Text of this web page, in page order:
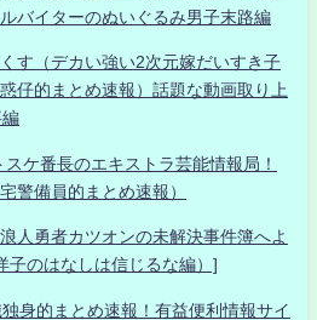
バイターのぬいぐるみ男子末路編
す（デカい強い2次元嫁だいすき子
仔的まとめ速報）話題な動画取り上
ケ番長のエキストラ芸能情報局！
警備員的まとめ速報）
人勇者カツオンの未解決事件簿へよ
子のはなしは信じるな編）]
的まとめ速報！有益便利情報サイ